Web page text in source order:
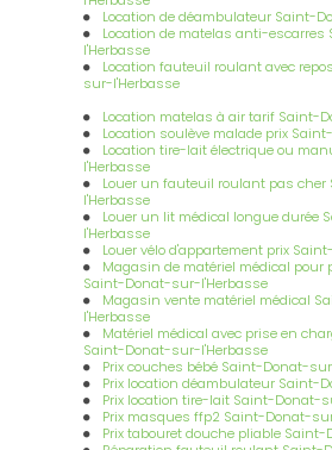
Location de déambulateur Saint-
Location de matelas anti-
l'Herbasse
Location fauteuil roulant avec
sur-l'Herbasse
Location matelas à air tarif Saint-
Location soulève malade prix
Location tire-lait électrique ou
l'Herbasse
Louer un fauteuil roulant pas
l'Herbasse
Louer un lit médical longue durée
l'Herbasse
Louer vélo d'appartement prix
Magasin de matériel médical pour
Saint-Donat-sur-l'Herbasse
Magasin vente matériel médical
l'Herbasse
Matériel médical avec prise en
Saint-Donat-sur-l'Herbasse
Prix couches bébé Saint-Donat-
Prix location déambulateur Saint-
Prix location tire-lait Saint-Donat-
Prix masques ffp2 Saint-Donat-
Prix tabouret douche pliable